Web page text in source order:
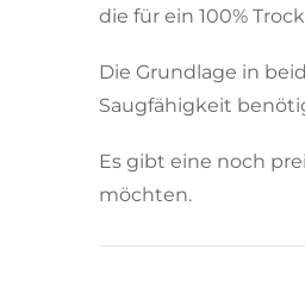
die für ein 100%
Die Grundlage in
Saugfähigkeit
Es gibt eine noch
möchten.